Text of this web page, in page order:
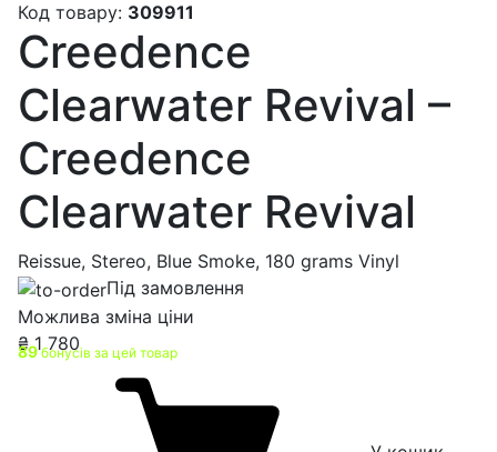
Код товару: 309911
Creedence
Clearwater Revival –
Creedence
Clearwater Revival
Reissue, Stereo, Blue Smoke, 180 grams Vinyl
Під замовлення
Можлива зміна ціни
₴1 780
89бонусів за цей товар